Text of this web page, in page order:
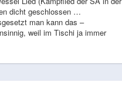
dicht geschlossen …
man kann das –
weil im Tischi ja immer